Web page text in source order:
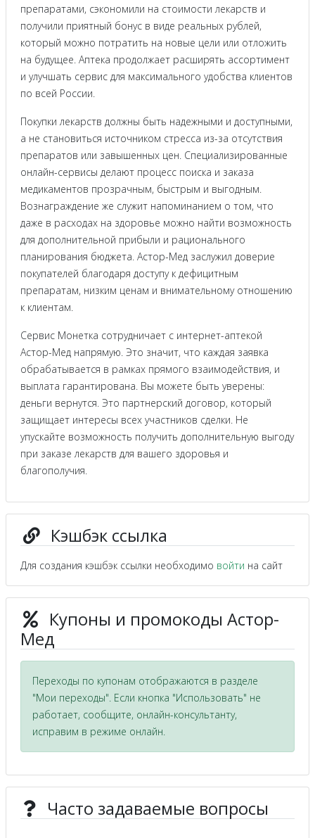
препаратами, сэкономили на стоимости лекарств и
получили приятный бонус в виде реальных рублей,
который можно потратить на новые цели или отложить
на будущее. Аптека продолжает расширять ассортимент
и улучшать сервис для максимального удобства клиентов
по всей России.
Покупки лекарств должны быть надежными и доступными,
а не становиться источником стресса из-за отсутствия
препаратов или завышенных цен. Специализированные
онлайн-сервисы делают процесс поиска и заказа
медикаментов прозрачным, быстрым и выгодным.
Вознаграждение же служит напоминанием о том, что
даже в расходах на здоровье можно найти возможность
для дополнительной прибыли и рационального
планирования бюджета. Астор-Мед заслужил доверие
покупателей благодаря доступу к дефицитным
препаратам, низким ценам и внимательному отношению
к клиентам.
Сервис Монетка сотрудничает с интернет-аптекой
Астор-Мед напрямую. Это значит, что каждая заявка
обрабатывается в рамках прямого взаимодействия, и
выплата гарантирована. Вы можете быть уверены:
деньги вернутся. Это партнерский договор, который
защищает интересы всех участников сделки. Не
упускайте возможность получить дополнительную выгоду
при заказе лекарств для вашего здоровья и
благополучия.
Кэшбэк ссылка
Для создания кэшбэк ссылки необходимо войти на сайт
Купоны и промокоды Астор-
Мед
Переходы по купонам отображаются в разделе
"Мои переходы". Если кнопка "Использовать" не
работает, сообщите, онлайн-консультанту,
исправим в режиме онлайн.
Часто задаваемые вопросы